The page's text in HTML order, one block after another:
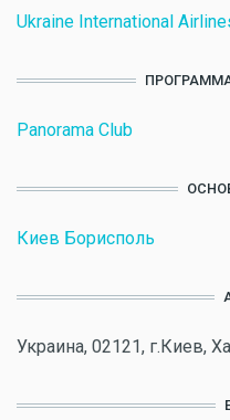
Ukraine International
Panorama Club
Киев Борисполь
Украина, 02121, г.Киев,